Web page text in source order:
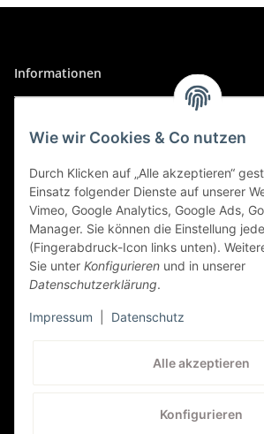
Informationen
Sicher Einkaufen
Wie wir Cookies & Co nutzen
Durch Klicken auf „Alle akzeptieren“
Einsatz folgender Dienste auf unserer
Vimeo, Google Analytics, Google Ads,
Manager. Sie können die Einstellung
(Fingerabdruck-Icon links unten).
Sie unter Konfigurieren und in unserer
Datenschutzerklärung.
Impressum Datenschutz
Alle akzeptieren
Konfigurieren